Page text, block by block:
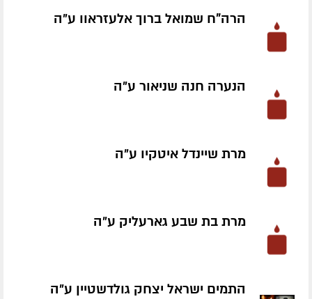
הרה"ח שמואל ברוך אלעזראוו ע״ה
הנערה חנה שניאור ע״ה
מרת שיינדל איטקיו ע״ה
מרת בת שבע גארעליק ע״ה
התמים ישראל יצחק גולדשטיין ע״ה